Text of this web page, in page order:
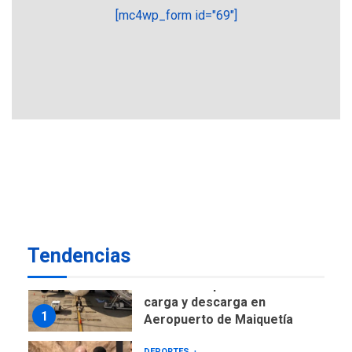
[mc4wp_form id="69"]
Tendencias
POLÍTICA
TITULARES
ÚLTIMA HORA
DESTACADOS
NACIONALES
1
carga y descarga en
Aeropuerto de Maiquetía